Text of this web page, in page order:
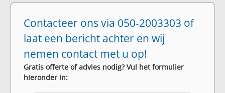
Contacteer ons via 050-2003303 of
laat een bericht achter en wij
nemen contact met u op!
Gratis offerte of advies nodig? Vul het formulier
hieronder in: